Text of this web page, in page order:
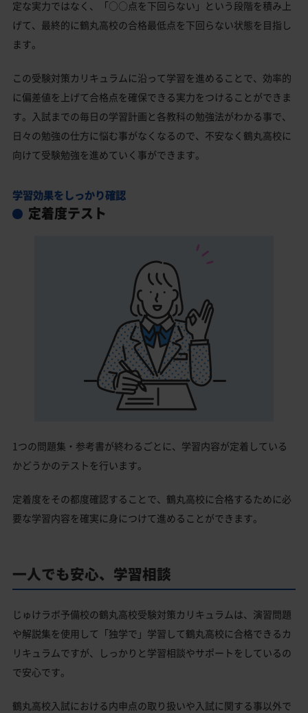
定な実力ではなく、「○○点を下回らない」という段階を積み上
げて、最終的に鶴丸高校の合格最低点を下回らない状態を目指し
ます。
この受験対策カリキュラムに沿って学習を進めることで、効率的
に偏差値を上げて合格点を確保できる実力をつけることができま
す。入試までの毎日の学習計画と各教科の勉強法がわかる事で、
日々の勉強の仕方に悩む事がなくなるので、不安なく鶴丸高校に
向けて受験勉強を進めていく事ができます。
学習効果をしっかり確認
定着度テスト
1つの問題集・参考書が終わるごとに、学習内容が定着している
かどうかのテストを行います。
定着度をその都度確認することで、鶴丸高校に合格するために必
要な学習内容を確実に身につけて進めることができます。
一人でも安心、学習相談
じゅけラボ予備校の鶴丸高校受験対策カリキュラムは、演習問題
や解説集を使用して「独学で」学習して鶴丸高校に合格できるカ
リキュラムですが、しっかりと学習相談やサポートをしているの
で安心です。
鶴丸高校入試における内申点の取り扱いや入試に関する事以外で